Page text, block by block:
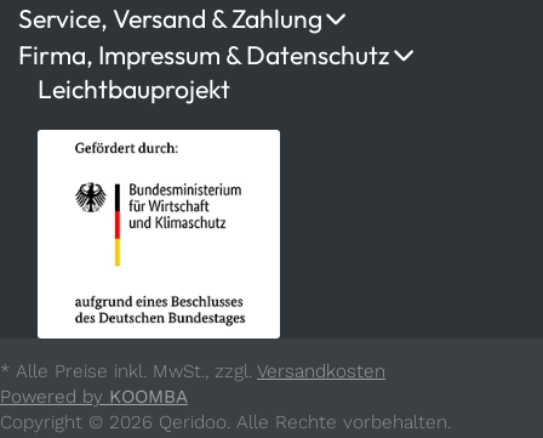
Service, Versand & Zahlung
Firma, Impressum & Datenschutz
Leichtbauprojekt
* Alle Preise inkl. MwSt., zzgl. Versandkosten
Powered by KOOMBA
Copyright © 2026 Qeridoo. Alle Rechte vorbehalten.